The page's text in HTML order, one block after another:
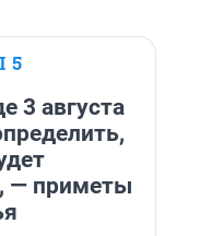
5
3 августа
— приметы